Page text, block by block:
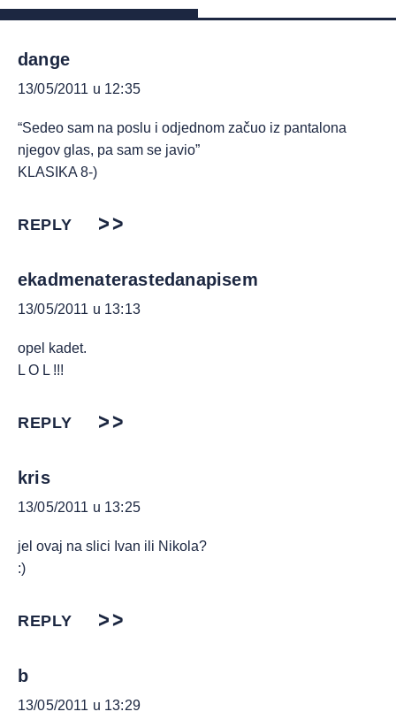
dange
13/05/2011 u 12:35
“Sedeo sam na poslu i odjednom začuo iz pantalona
njegov glas, pa sam se javio”
KLASIKA 8-)
REPLY
ekadmenaterastedanapisem
13/05/2011 u 13:13
opel kadet.
L O L !!!
REPLY
kris
13/05/2011 u 13:25
jel ovaj na slici Ivan ili Nikola?
:)
REPLY
b
13/05/2011 u 13:29